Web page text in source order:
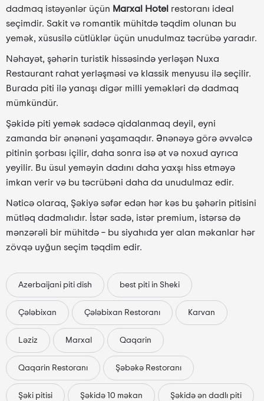
dadmaq istəyənlər üçün Marxal Hotel restoranı ideal
seçimdir. Sakit və romantik mühitdə təqdim olunan bu
yemək, xüsusilə cütlüklər üçün unudulmaz təcrübə yaradır.
Nəhayət, şəhərin turistik hissəsində yerləşən Nuxa
Restaurant rahat yerləşməsi və klassik menyusu ilə seçilir.
Burada piti ilə yanaşı digər milli yeməkləri də dadmaq
mümkündür.
Şəkidə piti yemək sadəcə qidalanmaq deyil, eyni
zamanda bir ənənəni yaşamaqdır. Ənənəyə görə əvvəlcə
pitinin şorbası içilir, daha sonra isə ət və noxud ayrıca
yeyilir. Bu üsul yeməyin dadını daha yaxşı hiss etməyə
imkan verir və bu təcrübəni daha da unudulmaz edir.
Nəticə olaraq, Şəkiyə səfər edən hər kəs bu şəhərin pitisini
mütləq dadmalıdır. İstər sadə, istər premium, istərsə də
mənzərəli bir mühitdə – bu siyahıda yer alan məkanlar hər
zövqə uyğun seçim təqdim edir.
Azerbaijani piti dish best piti in Sheki
Çələbixan Çələbixan Restoranı Karvan
Ləziz Marxal Qaqarin
Qaqarin Restoranı Şəbəkə Restoranı
Şəki pitisi Şəkidə 10 məkan Şəkidə ən dadlı piti